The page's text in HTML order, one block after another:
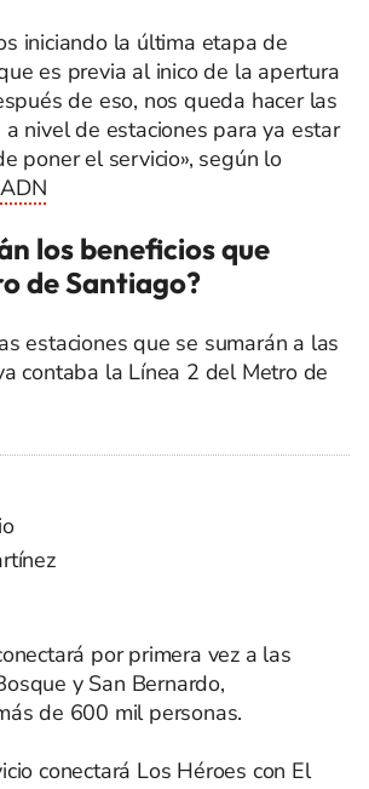
iniciando la última etapa de
es previa al inico de la apertura
de eso, nos queda hacer las
nivel de estaciones para ya estar
poner el servicio», según lo
ADN
los beneficios que
de Santiago?
estaciones que se sumarán a las
contaba la Línea 2 del Metro de
por primera vez a las
y San Bernardo,
de 600 mil personas.
conectará Los Héroes con El